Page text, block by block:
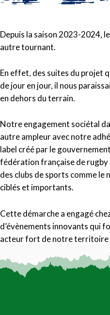
Depuis la saison 2023-2024,
autre tournant.
En effet, des suites du projet
de jour en jour, il nous
en dehors du terrain.
Notre engagement sociétal
autre ampleur avec notre
label créé par le
fédération française de
des clubs de sports comme
ciblés et importants.
Cette démarche a engagé
d’évènements innovants qui
acteur fort de notre territoire
.